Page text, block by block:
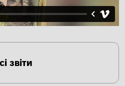
звіти